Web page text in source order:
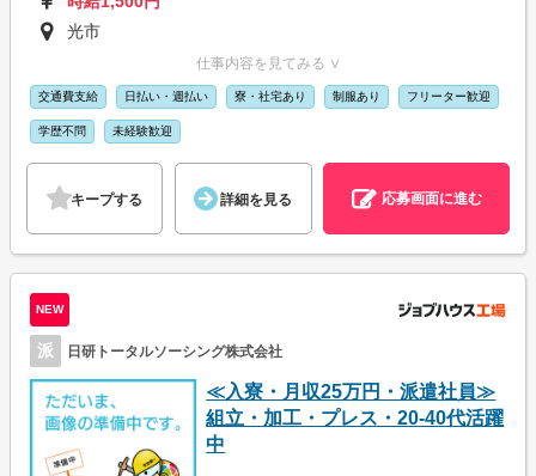
光市
仕事内容を見てみる ∨
交通費支給 日払い・週払い 寮・社宅あり 制服あり フリーター歓迎
学歴不問 未経験歓迎
キープする 詳細を見る 応募画面に進む
NEW
派 日研トータルソーシング株式会社
≪入寮・月収25万円・派遣社員≫
組立・加工・プレス・20-40代活躍
中